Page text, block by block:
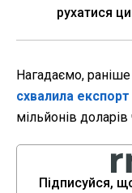
рухатися
Нагадаємо, раніше
схвалила експорт
мільйонів
Підписуйся,